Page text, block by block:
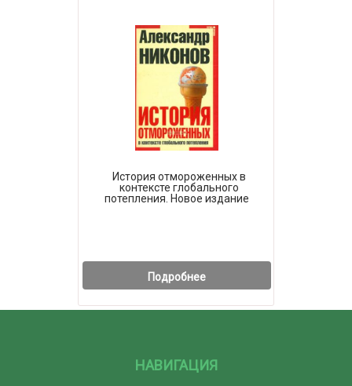
История отмороженных в
контексте глобального
потепления. Новое издание
Подробнее
НАВИГАЦИЯ